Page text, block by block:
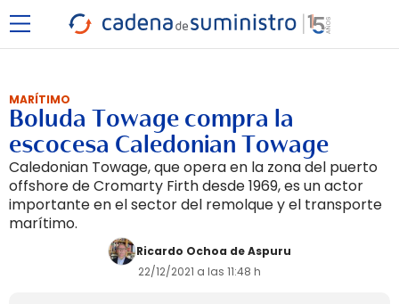
MARÍTIMO
Boluda Towage compra la
escocesa Caledonian Towage
Caledonian Towage, que opera en la zona del puerto
offshore de Cromarty Firth desde 1969, es un actor
importante en el sector del remolque y el transporte
marítimo.
Ricardo Ochoa de Aspuru
22/12/2021 a las 11:48 h